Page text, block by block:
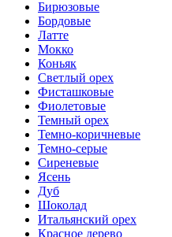
Бирюзовые
Бордовые
Латте
Мокко
Коньяк
Светлый орех
Фисташковые
Фиолетовые
Темный орех
Темно-коричневые
Темно-серые
Сиреневые
Ясень
Дуб
Шоколад
Итальянский орех
Красное дерево